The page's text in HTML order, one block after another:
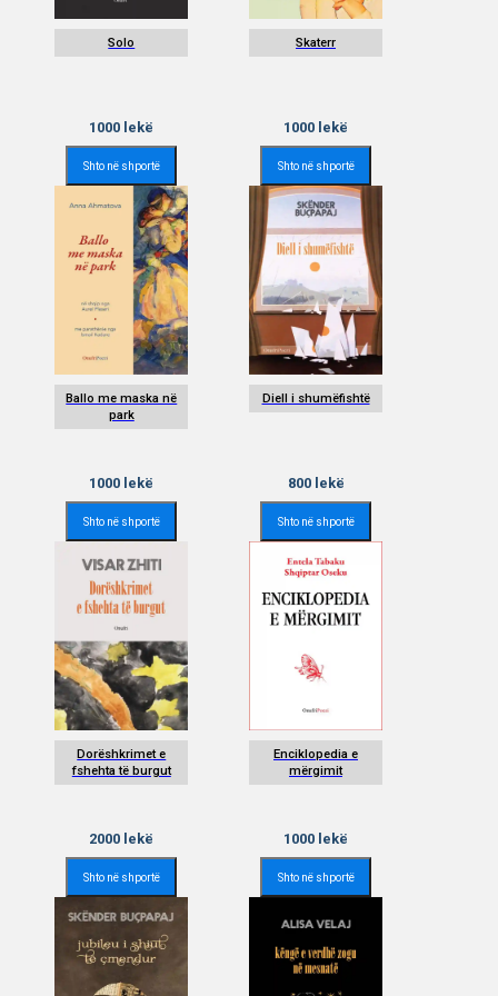
Solo
1000 lekë
Shto në shportë
Skaterr
1000 lekë
Shto në shportë
Ballo me maska në
park
1000 lekë
Shto në shportë
Diell i shumëfishtë
800lekë
Shto në shportë
Dorëshkrimet e
fshehta të burgut
2000 lekë
Shto në shportë
Enciklopedia e
mërgimit
1000 lekë
Shto në shportë